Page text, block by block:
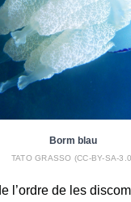
Borm blau
TATO GRASSO (CC-BY-SA-
l’ordre de les